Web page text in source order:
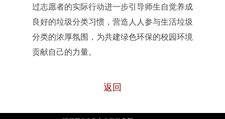
过志愿者的实际行动进一步引导师生自觉养成
良好的垃圾分类习惯，营造人人参与生活垃圾
分类的浓厚氛围，为共建绿色环保的校园环境
贡献自己的力量。
返回